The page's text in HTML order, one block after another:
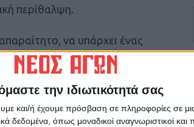
την ιδιωτικότητά σας
και/ή έχουμε πρόσβαση σε πληροφορίες σε
δεδομένα, όπως μοναδικοί αναγνωριστικοί και
περίθαλψη.
να υπάρχει ένας
που παρουσιάζουν
αναπνευστικού (πυρετός,
καταρροή).